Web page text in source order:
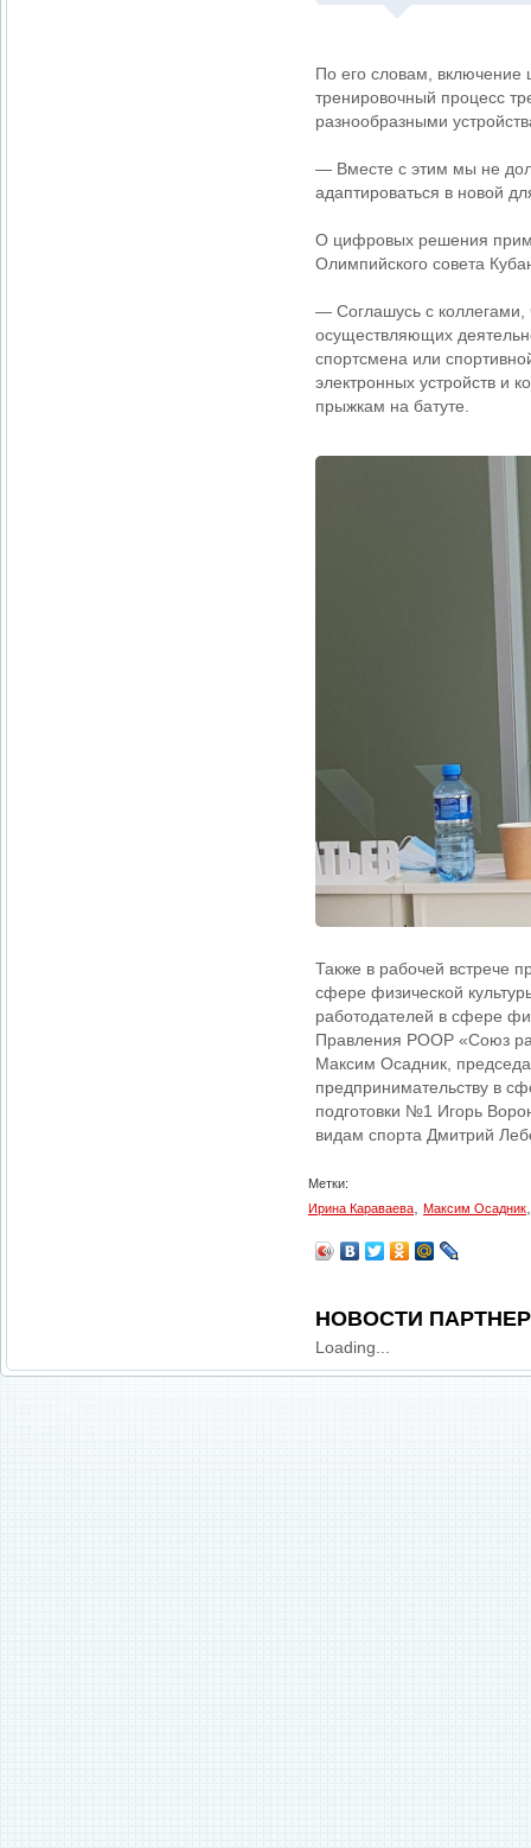
По его словам, включение
тренировочный процесс
разнообразными
— Вместе с этим мы не
адаптироваться в новой
О цифровых решения
Олимпийского совета
— Соглашусь с коллегами,
осуществляющих
спортсмена или
электронных устройств и
прыжкам на батуте.
Также в рабочей встрече
сфере физической
работодателей в сфере
Правления РООР «Союз
Максим Осадник,
предпринимательству в
подготовки №1 Игорь
видам спорта Дмитрий
Метки:
Ирина Караваева
Максим Осадник
НОВОСТИ
Loading...